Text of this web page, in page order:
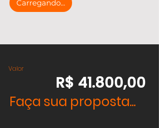
Carregando...
Valor
R$ 41.800,00
Faça sua proposta...